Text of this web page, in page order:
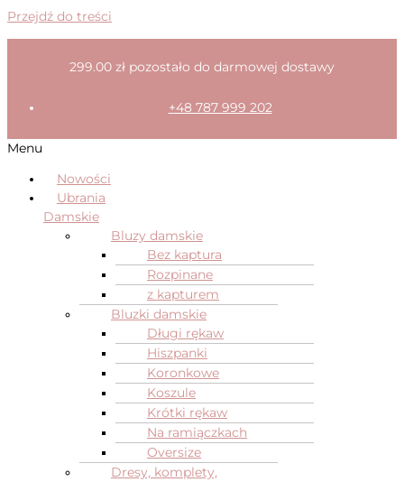
Przejdź do treści
299.00 zł pozostało do darmowej dostawy
+48 787 999 202
Menu
Nowości
Ubrania
Damskie
Bluzy damskie
Bez kaptura
Rozpinane
z kapturem
Bluzki damskie
Długi rękaw
Hiszpanki
Koronkowe
Koszule
Krótki rękaw
Na ramiączkach
Oversize
Dresy, komplety,